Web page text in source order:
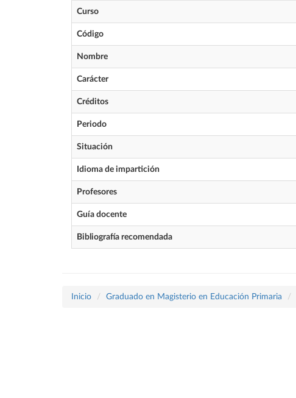
Curso
Código
Nombre
Carácter
Créditos
Periodo
Situación
Idioma de impartición
Profesores
Guía docente
Bibliografía recomendada
Inicio Graduado en Magisterio en Educación Primaria